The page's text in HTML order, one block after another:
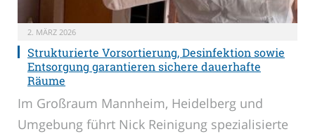
2. MÄRZ 2026
Strukturierte Vorsortierung, Desinfektion sowie
Entsorgung garantieren sichere dauerhafte
Räume
Im Großraum Mannheim, Heidelberg und
Umgebung führt Nick Reinigung spezialisierte